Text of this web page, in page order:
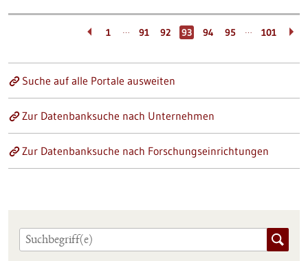
1 … 91 92 93 94 95 … 101
Suche auf alle Portale ausweiten
Zur Datenbanksuche nach Unternehmen
Zur Datenbanksuche nach Forschungseinrichtungen